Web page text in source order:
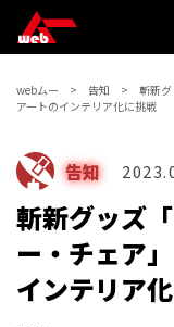
webムー 告知
斬新
アートのインテリア化に挑戦
告知
斬新グッズ
ー・チェア
インテリア